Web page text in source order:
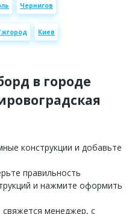
Чернигов
Киев
в городе
конструкции и добавьте
правильность
и нажмите оформить
менеджер, с